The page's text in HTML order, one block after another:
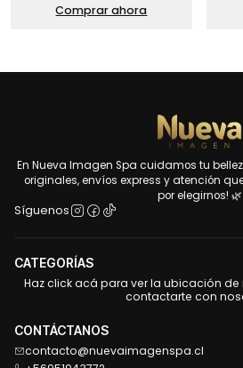
Comprar ahora
En Nueva Imagen Spa cuidamos tu
originales, envíos express y atención
por elegirnos! 🌿
Síguenos
CATEGORÍAS
Haz click acá para ver la ubicación
contactarte con
CONTÁCTANOS
contacto@nuevaimagenspa.cl